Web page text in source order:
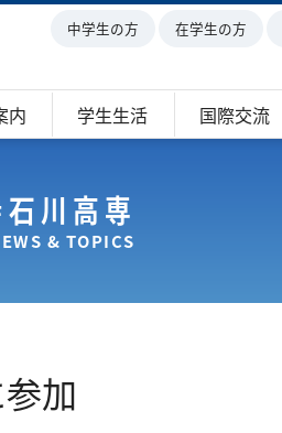
内 学生生活 国際交流
中学生の方 在学生の方
川高専
& TOPICS
加